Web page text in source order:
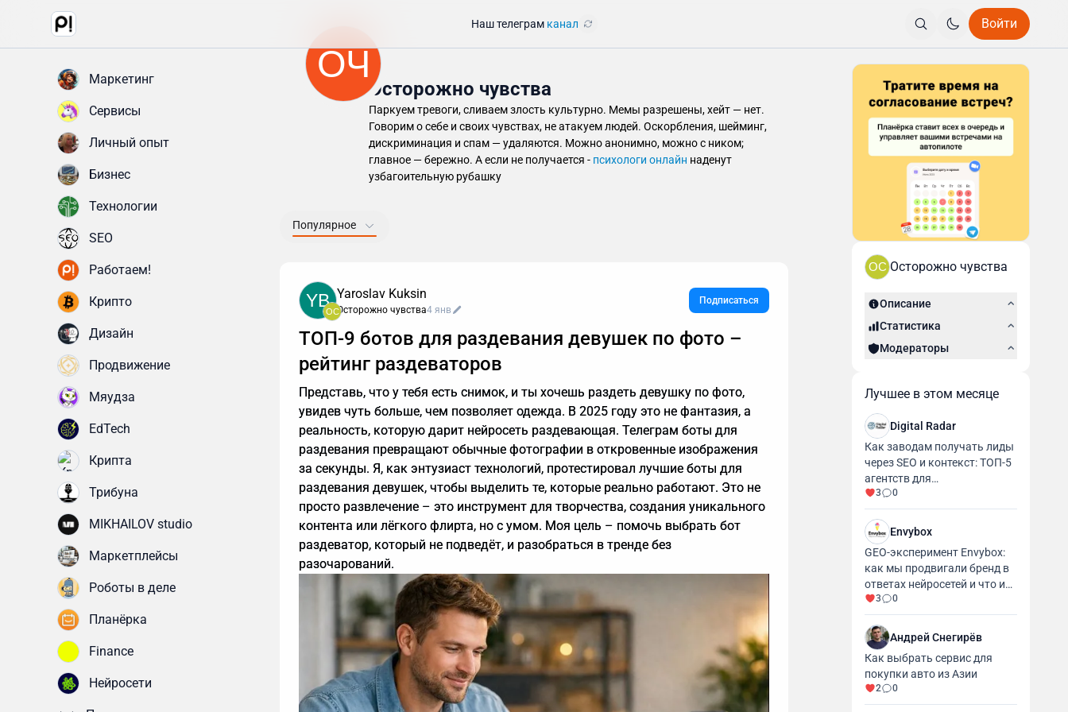
Наш телеграм канал Войти
Маркетинг
Сервисы
Личный опыт
Бизнес
Технологии
SEO
Работаем!
Крипто
Дизайн
Продвижение
Мяудза
EdTech
Крипта
Трибуна
MIKHAILOV studio
Маркетплейсы
Роботы в деле
Планёрка
Finance
Нейросети
ОЧ
Осторожно чувства
Паркуем тревоги, сливаем злость культурно. Мемы разрешены, хейт — нет.
Говорим о себе и своих чувствах, не атакуем людей. Оскорбления, шейминг,
дискриминация и спам — удаляются. Можно анонимно, можно с ником;
главное — бережно. А если не получается - психологи онлайн наденут
узбагоительную рубашку
Популярное
YB
OC
Yaroslav Kuksin
Осторожно чувства4 янв
Подписаться
ТОП-9 ботов для раздевания девушек по фото –
рейтинг раздеваторов
Представь, что у тебя есть снимок, и ты хочешь раздеть девушку по фото,
увидев чуть больше, чем позволяет одежда. В 2025 году это не фантазия, а
реальность, которую дарит нейросеть раздевающая. Телеграм боты для
раздевания превращают обычные фотографии в откровенные изображения
за секунды. Я, как энтузиаст технологий, протестировал лучшие боты для
раздевания девушек, чтобы выделить те, которые реально работают. Это не
просто развлечение – это инструмент для творчества, создания уникального
контента или лёгкого флирта, но с умом. Моя цель – помочь выбрать бот
раздеватор, который не подведёт, и разобраться в тренде без
разочарований.
OC Осторожно чувства
Описание
Статистика
Модераторы
Лучшее в этом месяце
Digital Radar
Как заводам получать лиды
через SEO и контекст: ТОП-5
агентств для
промышленности и
производства
3 0
Envybox
GEO-эксперимент Envybox:
как мы продвигали бренд в
ответах нейросетей и что из
этого вышло
3 0
Андрей Снегирёв
Как выбрать сервис для
покупки авто из Азии
2 0